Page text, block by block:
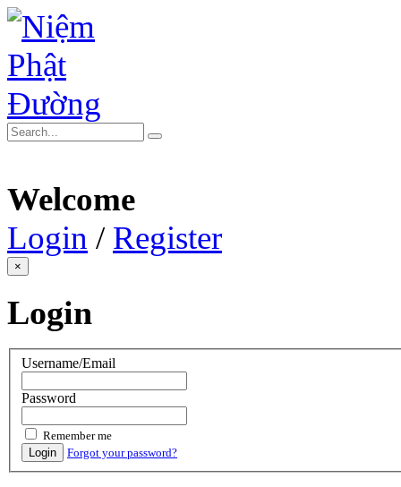
Welcome
Login / Register
×
Login
Username/Email
Password
Remember me
Login
Forgot your password?